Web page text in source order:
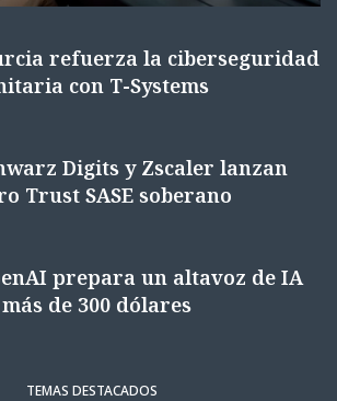
refuerza la ciberseguridad
con T-Systems
Digits y Zscaler lanzan
Trust SASE soberano
prepara un altavoz de IA
de 300 dólares
TEMAS DESTACADOS